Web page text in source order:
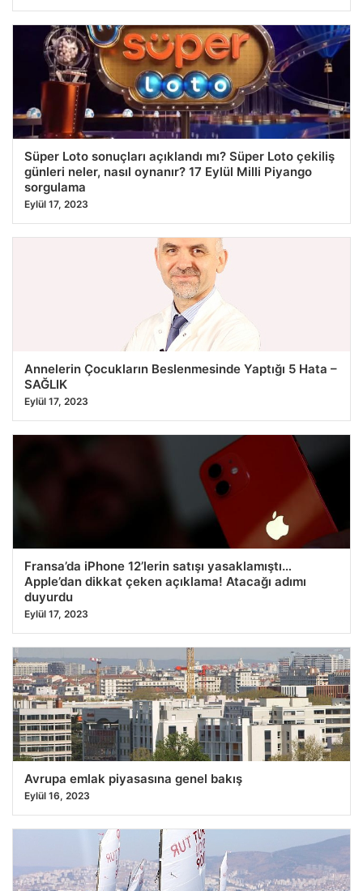
Süper Loto sonuçları açıklandı mı? Süper Loto çekiliş
günleri neler, nasıl oynanır? 17 Eylül Milli Piyango
sorgulama
Eylül 17, 2023
Annelerin Çocukların Beslenmesinde Yaptığı 5 Hata –
SAĞLIK
Eylül 17, 2023
Fransa’da iPhone 12’lerin satışı yasaklamıştı…
Apple’dan dikkat çeken açıklama! Atacağı adımı
duyurdu
Eylül 17, 2023
Avrupa emlak piyasasına genel bakış
Eylül 16, 2023